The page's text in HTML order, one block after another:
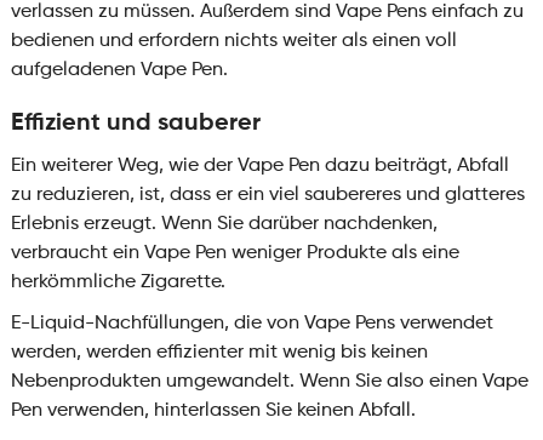
verlassen zu müssen. Außerdem sind Vape Pens einfach zu
bedienen und erfordern nichts weiter als einen voll
aufgeladenen Vape Pen.
Effizient und sauberer
Ein weiterer Weg, wie der Vape Pen dazu beiträgt, Abfall
zu reduzieren, ist, dass er ein viel saubereres und glatteres
Erlebnis erzeugt. Wenn Sie darüber nachdenken,
verbraucht ein Vape Pen weniger Produkte als eine
herkömmliche Zigarette.
E-Liquid-Nachfüllungen, die von Vape Pens verwendet
werden, werden effizienter mit wenig bis keinen
Nebenprodukten umgewandelt. Wenn Sie also einen Vape
Pen verwenden, hinterlassen Sie keinen Abfall.